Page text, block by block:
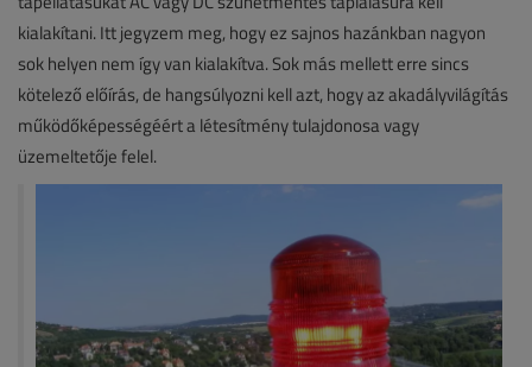
kialakítani. Itt jegyzem meg, hogy ez sajnos hazánkban nagyon
sok helyen nem így van kialakítva. Sok más mellett erre sincs
kötelező előírás, de hangsúlyozni kell azt, hogy az akadályvilágítás
működőképességéért a létesítmény tulajdonosa vagy
üzemeltetője felel.